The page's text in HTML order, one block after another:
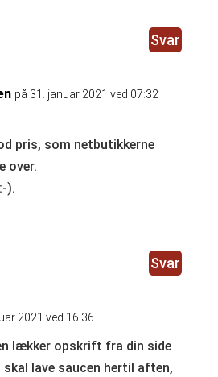
Svar
på 31. januar 2021 ved 07:32
pris, som netbutikkerne
over.
).
Svar
2021 ved 16:36
lækker opskrift fra din side
lave saucen hertil aften,